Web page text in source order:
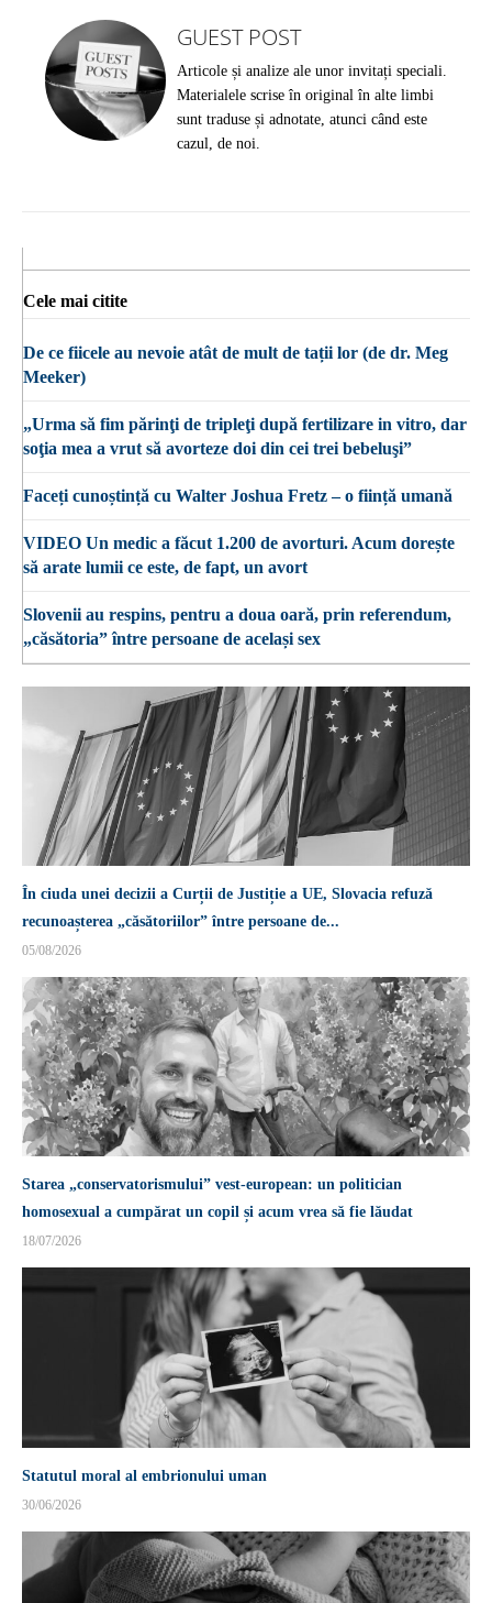
GUEST POST
Articole și analize ale unor invitați speciali.
Materialele scrise în original în alte limbi
sunt traduse și adnotate, atunci când este
cazul, de noi.
În ciuda unei decizii a Curții de Justiție a UE, Slovacia refuză
recunoașterea „căsătoriilor” între persoane de...
05/08/2026
Starea „conservatorismului” vest-european: un politician
homosexual a cumpărat un copil și acum vrea să fie lăudat
18/07/2026
Statutul moral al embrionului uman
30/06/2026
Cele mai citite
De ce fiicele au nevoie atât de mult de tații lor (de dr. Meg
Meeker)
„Urma să fim părinţi de tripleţi după fertilizare in vitro, dar
soţia mea a vrut să avorteze doi din cei trei bebeluşi”
Faceți cunoștință cu Walter Joshua Fretz – o ființă umană
VIDEO Un medic a făcut 1.200 de avorturi. Acum dorește
să arate lumii ce este, de fapt, un avort
Slovenii au respins, pentru a doua oară, prin referendum,
„căsătoria” între persoane de același sex